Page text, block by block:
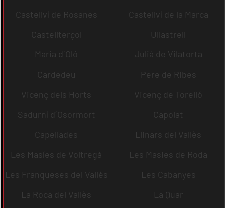
Castellví de Rosanes
Castellví de la Marca
Castellterçol
Ullastrell
Maria d´Oló
Julià de Vilatorta
Cardedeu
Pere de Ribes
Vicenç dels Horts
Vicenç de Torelló
Sadurní d´Osormort
Capolat
Capellades
Llinars del Vallès
Les Masíes de Voltregà
Les Masies de Roda
Les Franqueses del Vallès
Les Cabanyes
La Roca del Vallès
La Quar